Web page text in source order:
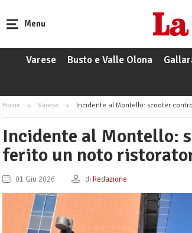
Menu
Varese Busto e Valle Olona
Home Varese Incidente al Montello: scooter
Incidente al Montello:
ferito un noto
01 Giu 2026 di Redazione